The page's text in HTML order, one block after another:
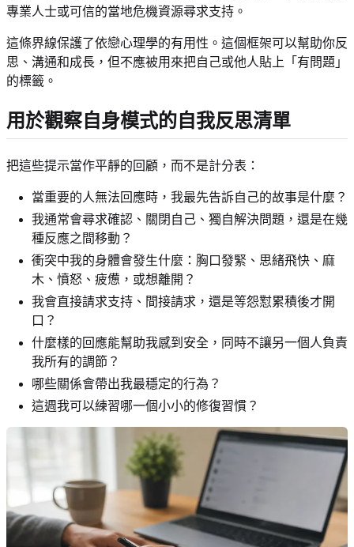
專業人士或可信的當地危機資源尋求支持。
這條界線保護了依戀心理學的有用性。這個框架可以幫助你反
思、溝通和成長，但不應被用來把自己或他人貼上「有問題」
的標籤。
用於觀察自身模式的自我反思清單
把這些提示當作平靜的回顧，而不是計分表：
當重要的人無法回應時，我最先告訴自己的故事是什麼？
我通常會尋求確認、關閉自己、獨自解決問題，還是在幾
種反應之間移動？
衝突中我的身體會發生什麼：胸口發緊、思緒飛快、麻
木、憤怒、疲憊，或想離開？
我會直接請求支持、間接請求，還是等怨懟累積後才開
口？
什麼樣的回應能幫助我感到安全，同時不讓另一個人負責
我所有的調節？
哪些關係會帶出我最穩定的行為？
這週我可以練習哪一個小小的修復習慣？